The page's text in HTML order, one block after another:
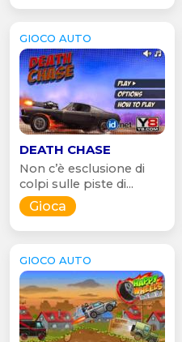
GIOCO AUTO
DEATH CHASE
Non c’è esclusione di
colpi sulle piste di...
Gioca
GIOCO AUTO